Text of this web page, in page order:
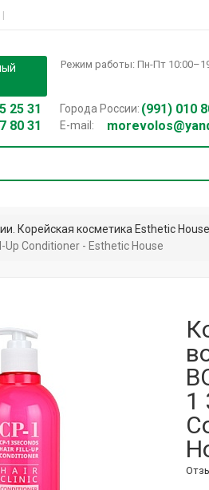
Режим работы: Пн-Пт
25 31
80 31
Города России: (991) 010
E-mail:
Корейская косметика Esthetic
Conditioner - Esthetic House
1